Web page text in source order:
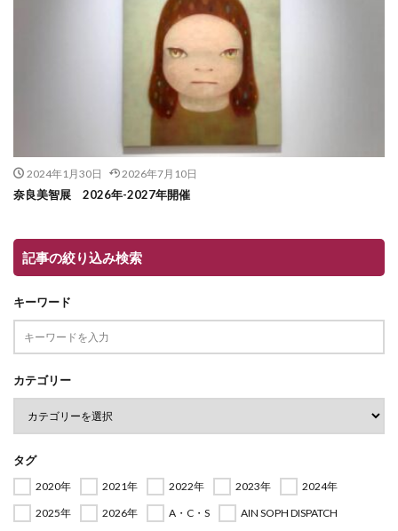
2024年1月30日 2026年7月10日
奈良美智展 2026年-2027年開催
記事の絞り込み検索
キーワード
カテゴリー
タグ
2020年 2021年 2022年 2023年
2024年
2025年
2026年 A・C・S
AIN SOPH DISPATCH